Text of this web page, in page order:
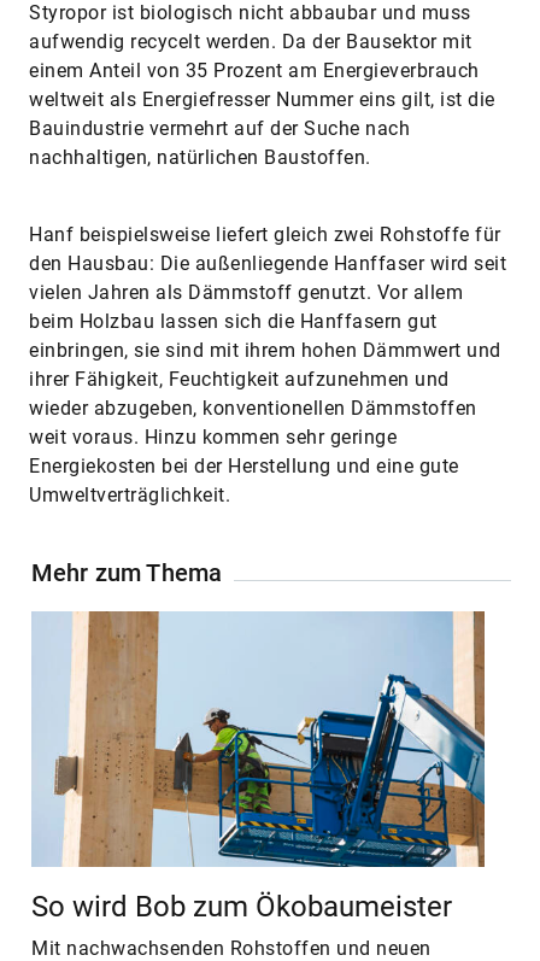
Styropor ist biologisch nicht abbaubar und muss
aufwendig recycelt werden. Da der Bausektor mit
einem Anteil von 35 Prozent am Energieverbrauch
weltweit als Energiefresser Nummer eins gilt, ist die
Bauindustrie vermehrt auf der Suche nach
nachhaltigen, natürlichen Baustoffen.
Hanf beispielsweise liefert gleich zwei Rohstoffe für
den Hausbau: Die außenliegende Hanffaser wird seit
vielen Jahren als Dämmstoff genutzt. Vor allem
beim Holzbau lassen sich die Hanffasern gut
einbringen, sie sind mit ihrem hohen Dämmwert und
ihrer Fähigkeit, Feuchtigkeit aufzunehmen und
wieder abzugeben, konventionellen Dämmstoffen
weit voraus. Hinzu kommen sehr geringe
Energiekosten bei der Herstellung und eine gute
Umweltverträglichkeit.
Mehr zum Thema
So wird Bob zum Ökobaumeister
Mit nachwachsenden Rohstoffen und neuen